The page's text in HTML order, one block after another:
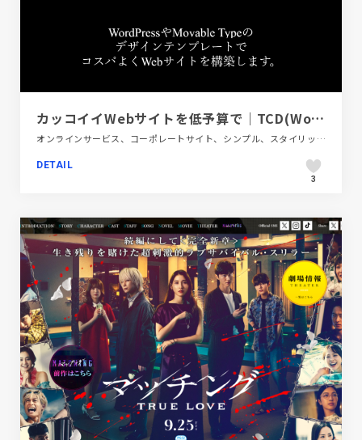
カッコイイWebサイトを低予算で｜TCD(WordPressテーマ)やMovableType.netなどのCMSデザインテンプレートを活用｜株式会社プレッシャーポイント
オンラインサービス、コーポレートサイト、シンプル、スタイリッシュ、タイポグラフィー、ブラック系
DETAIL
3